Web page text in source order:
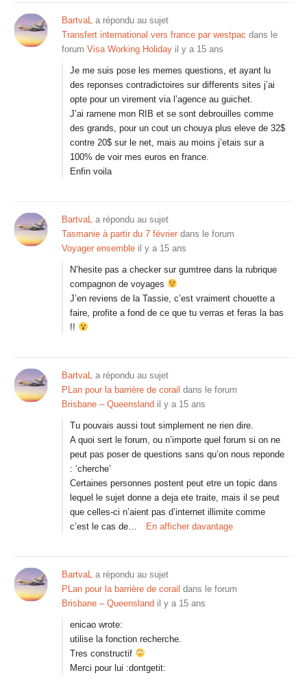
BartvaL a répondu au sujet
Transfert international vers france par westpac dans le
forum Visa Working Holiday il y a 15 ans
Je me suis pose les memes questions, et ayant lu
des reponses contradictoires sur differents sites j’ai
opte pour un virement via l’agence au guichet.
J’ai ramene mon RIB et se sont debrouilles comme
des grands, pour un cout un chouya plus eleve de 32$
contre 20$ sur le net, mais au moins j’etais sur a
100% de voir mes euros en france.
Enfin voila
BartvaL a répondu au sujet
Tasmanie à partir du 7 février dans le forum
Voyager ensemble il y a 15 ans
N’hesite pas a checker sur gumtree dans la rubrique
compagnon de voyages
J’en reviens de la Tassie, c’est vraiment chouette a
faire, profite a fond de ce que tu verras et feras la bas
!!
BartvaL a répondu au sujet
PLan pour la barrière de corail dans le forum
Brisbane – Queensland il y a 15 ans
Tu pouvais aussi tout simplement ne rien dire.
A quoi sert le forum, ou n’importe quel forum si on ne
peut pas poser de questions sans qu’on nous reponde
: ‘cherche’
Certaines personnes postent peut etre un topic dans
lequel le sujet donne a deja ete traite, mais il se peut
que celles-ci n’aient pas d’internet illimite comme
c’est le cas de…
En afficher davantage
BartvaL a répondu au sujet
PLan pour la barrière de corail dans le forum
Brisbane – Queensland il y a 15 ans
enicao wrote:
utilise la fonction recherche.
Tres constructif
Merci pour lui :dontgetit: